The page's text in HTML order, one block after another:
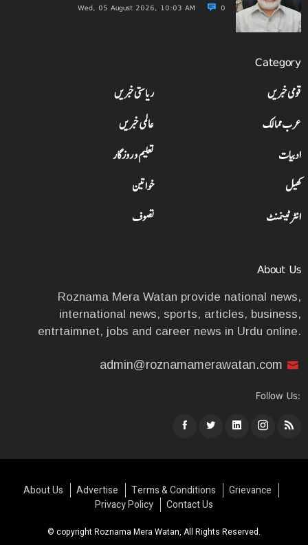
Wed, 05 August 2026, 10:03 AM 0
Category
قومی خبریں
ریاستی خبریں
عرب ممالک
عالمی خبریں
ادبیات
تعلیم و روزگار
کھیل
خواتین
انٹرٹینمنٹ
تصوف
About Us
Roznama Mera Watan provide national news,
international news, sports, articles, business,
entrtaimnet, jobs and career news in Urdu online.
admin@roznamamerawatan.com
Follow Us:
© copyright Roznama Mera Watan, All Rights Reserved.
About Us Advertise Terms & Conditions
Grievance
Privacy Policy
Contact Us